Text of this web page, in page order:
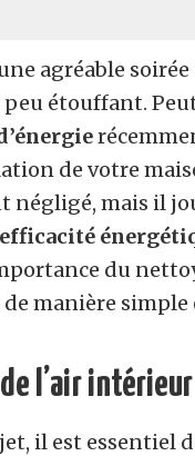
agréable
étouffant.
de votre
négligé, mais il
efficacité
du
manière simple
l’air intérieur
il est essentiel